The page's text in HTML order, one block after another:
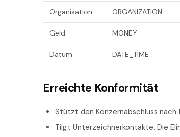
Organisation ORGANIZATION
Geld MONEY
Datum DATE_TIME
Erreichte Konformität
Stützt den Konzernabschluss nach
Tilgt Unterzeichnerkontakte. Die